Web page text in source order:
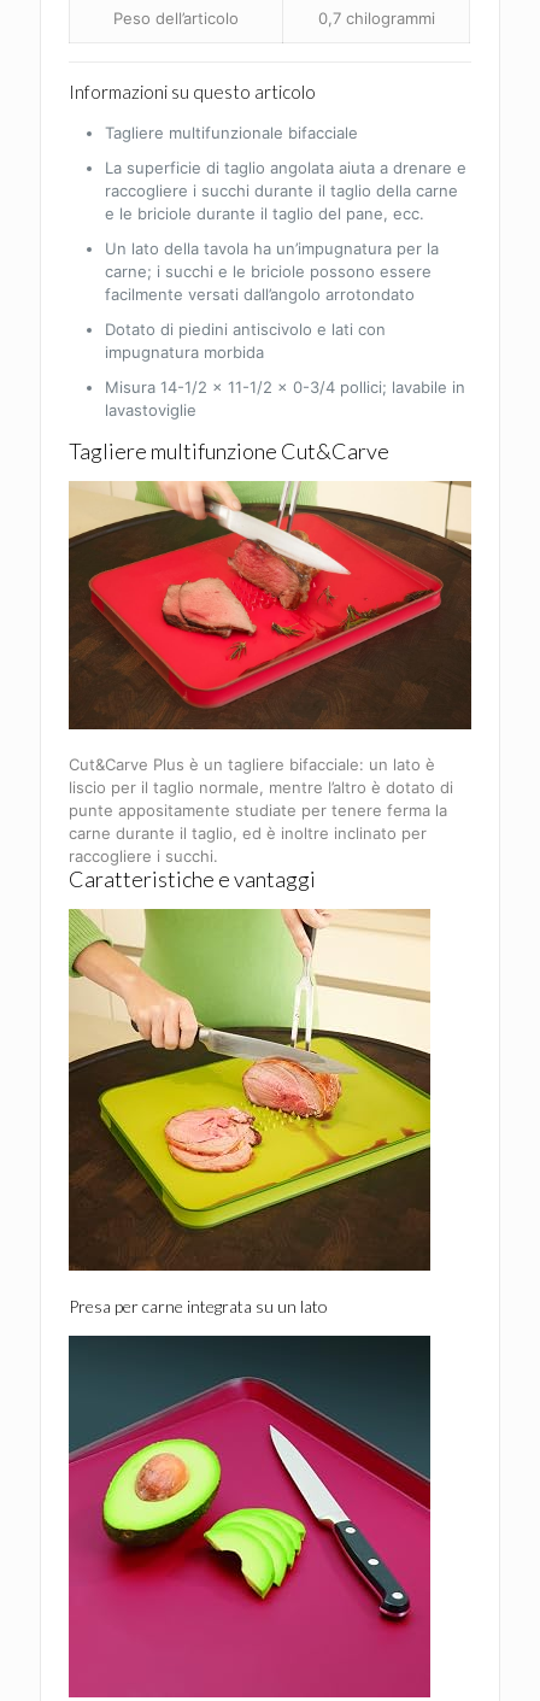
Peso dell’articolo 0,7 chilogrammi
Informazioni su questo articolo
Tagliere multifunzionale bifacciale
La superficie di taglio angolata aiuta a drenare e
raccogliere i succhi durante il taglio della carne
e le briciole durante il taglio del pane, ecc.
Un lato della tavola ha un’impugnatura per la
carne; i succhi e le briciole possono essere
facilmente versati dall’angolo arrotondato
Dotato di piedini antiscivolo e lati con
impugnatura morbida
Misura 14-1/2 x 11-1/2 x 0-3/4 pollici; lavabile in
lavastoviglie
Tagliere multifunzione Cut&Carve
Cut&Carve Plus è un tagliere bifacciale: un lato è
liscio per il taglio normale, mentre l’altro è dotato di
punte appositamente studiate per tenere ferma la
carne durante il taglio, ed è inoltre inclinato per
raccogliere i succhi.
Caratteristiche e vantaggi
Presa per carne integrata su un lato